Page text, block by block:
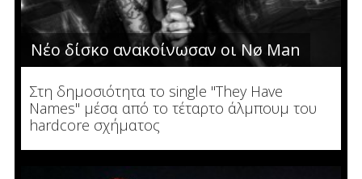
Νέο δίσκο ανακοίνωσαν οι Nø Man
Στη δημοσιότητα το single "They Have
Names" μέσα από το τέταρτο άλμπουμ του
hardcore σχήματος